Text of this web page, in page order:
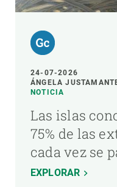
24-07-2026
ÁNGELA
NOTICIA
Las islas
75% de las
cada vez se
EXPLORAR